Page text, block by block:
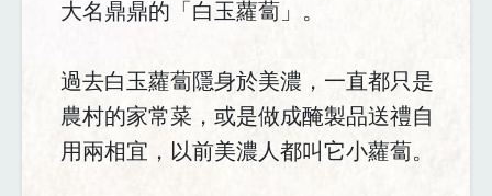
大名鼎鼎的「白玉蘿蔔」。
過去白玉蘿蔔隱身於美濃，一直都只是
農村的家常菜，或是做成醃製品送禮自
用兩相宜，以前美濃人都叫它小蘿蔔。